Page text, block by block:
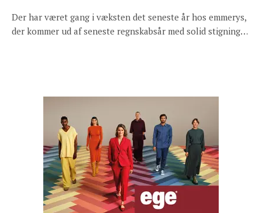
Der har været gang i væksten det seneste år hos emmerys,
der kommer ud af seneste regnskabsår med solid stigning…